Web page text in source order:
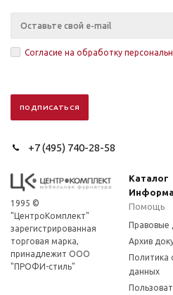
Согласие на обработку
+7 (495) 740-28-58
1995 ©
"ЦентроКомплект"
зарегистрированная
торговая марка,
принадлежит ООО
"ПРОФИ-стиль"
Каталог
Помощь
Правовые
Архив
Политика
данных